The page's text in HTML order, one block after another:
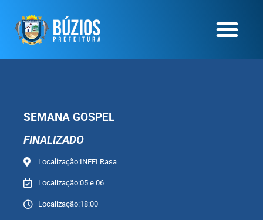
SEMANA GOSPEL
FINALIZADO
Localização:INEFI Rasa
Localização:05 e 06
Localização:18:00